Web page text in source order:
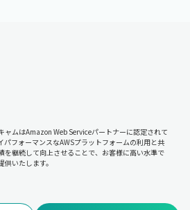
ャムはAmazon Web Serviceパートナーに認定されて
パフォーマンスなAWSプラットフォームの利用と共
を継続して向上させることで、お客様に高い水準で
いたします。